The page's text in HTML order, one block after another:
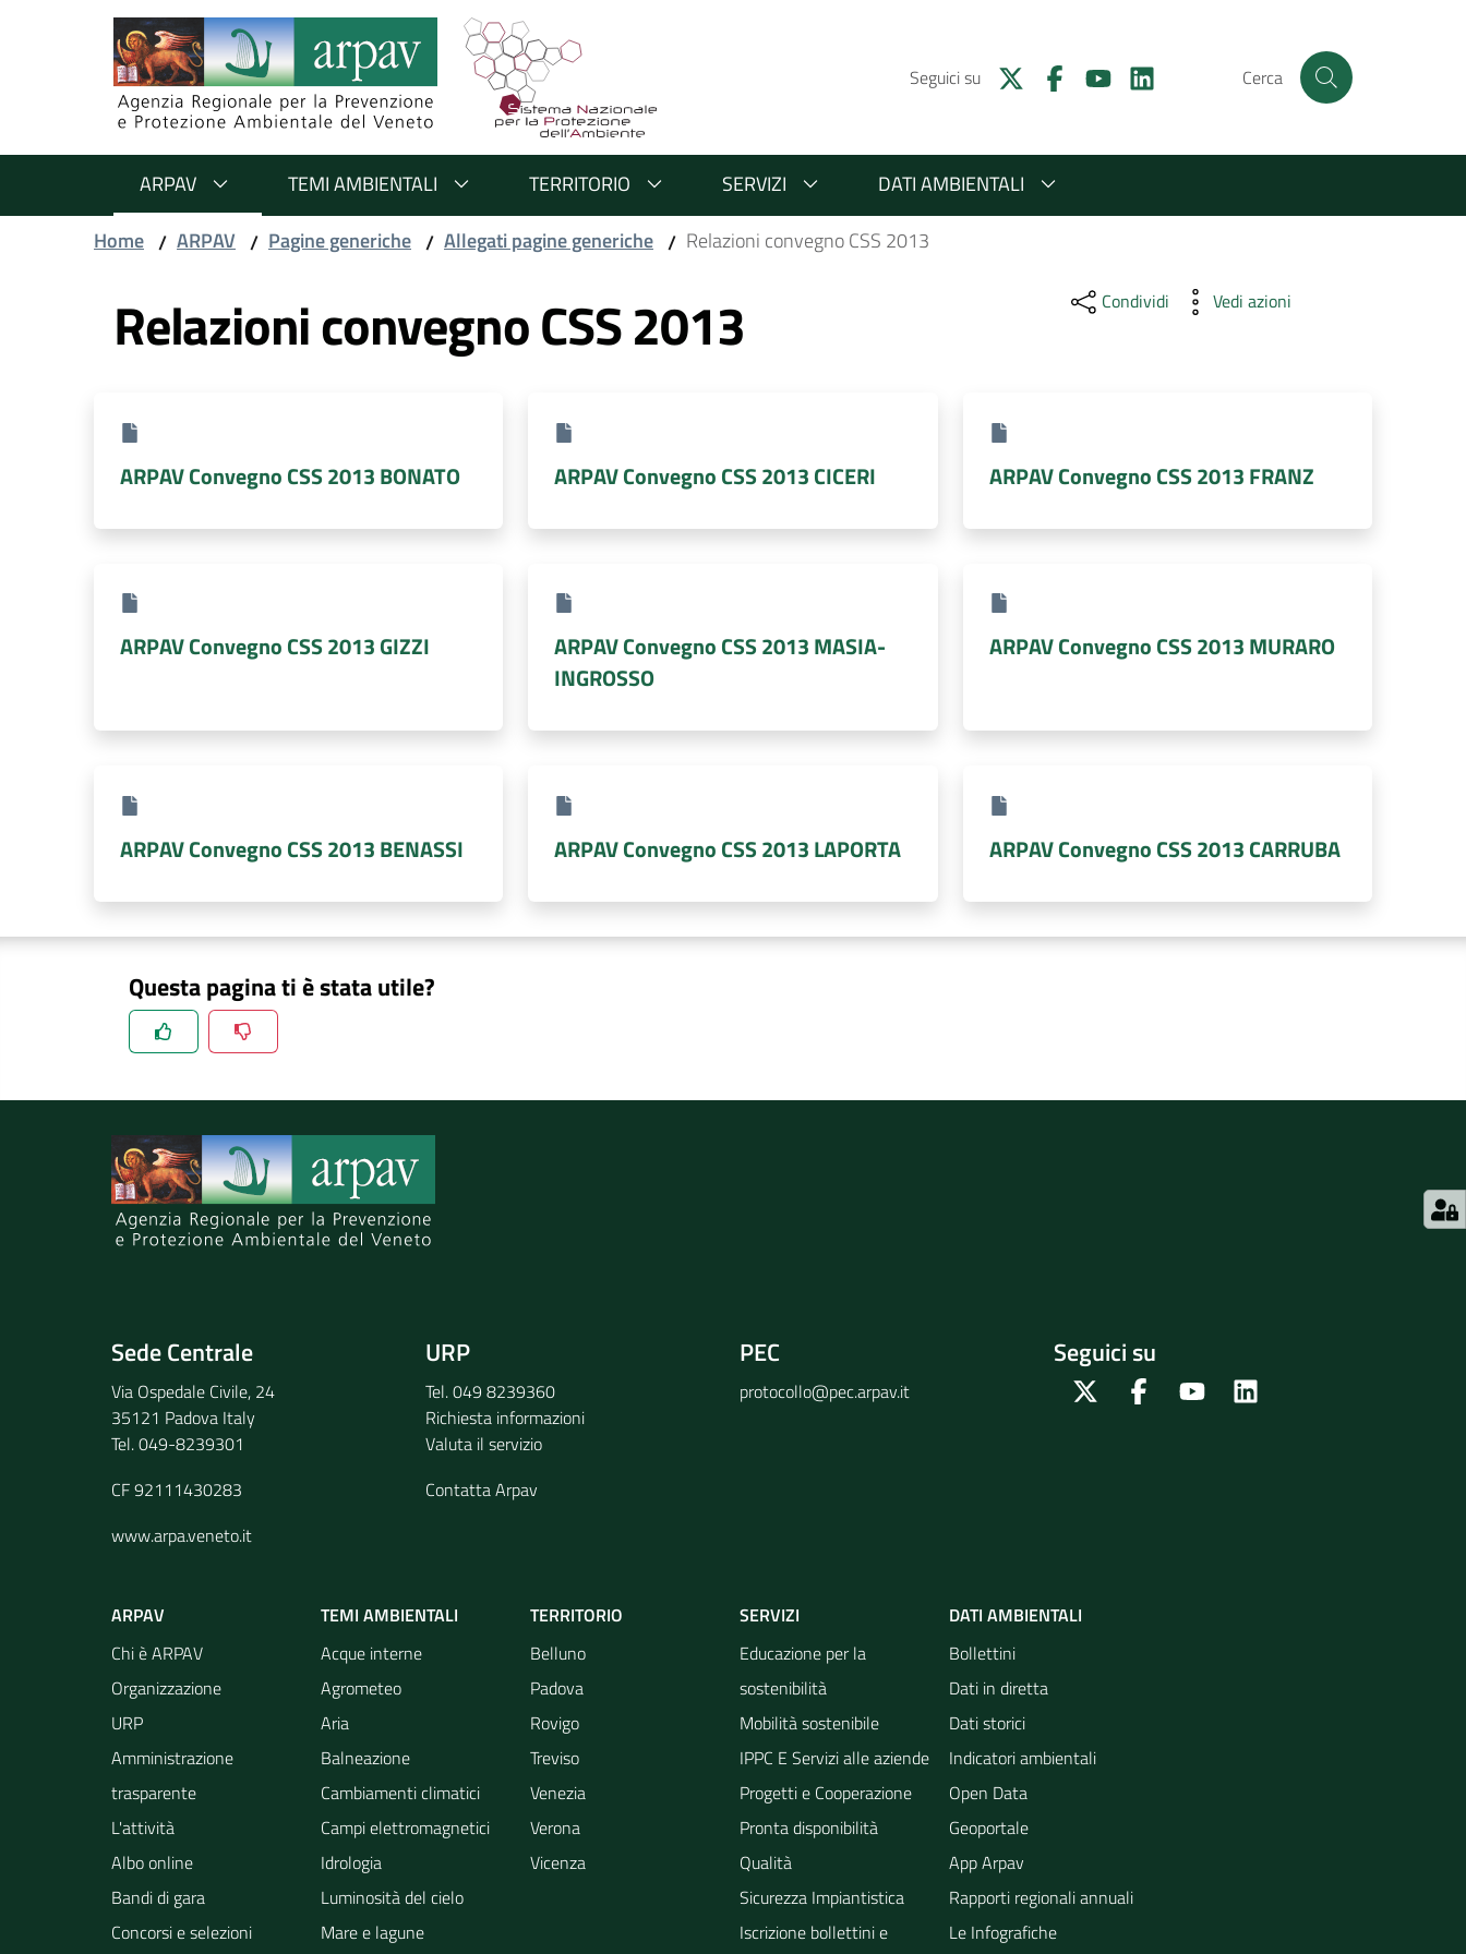
Salta al contenuto
Salta alla navigazione
Salta al footer
Seguici su Cerca
ARPAV TEMI AMBIENTALI TERRITORIO SERVIZI
DATI AMBIENTALI
Home / ARPAV / Pagine generiche / Allegati pagine generiche / Relazioni convegno CSS 2013
Relazioni convegno CSS 2013 Condividi Vedi azioni
ARPAV Convegno CSS 2013 BONATO ARPAV Convegno CSS 2013 CICERI ARPAV Convegno CSS 2013 FRANZ
ARPAV Convegno CSS 2013 GIZZI
ARPAV Convegno CSS 2013 MASIA-
INGROSSO
ARPAV Convegno CSS 2013 MURARO
ARPAV Convegno CSS 2013 BENASSI ARPAV Convegno CSS 2013 LAPORTA ARPAV Convegno CSS 2013 CARRUBA
Questa pagina ti è stata utile?
Spiegaci perchè, e aiutaci a migliorare il servizio
Sede Centrale
Via Ospedale Civile, 24
35121 Padova Italy
Tel. 049-8239301
CF 92111430283
www.arpa.veneto.it
URP
Tel. 049 8239360
Richiesta informazioni
Valuta il servizio
Contatta Arpav
PEC
protocollo@pec.arpav.it
Seguici su
Twitter FacebookYoutube
ARPAV
Chi è ARPAV
Organizzazione
URP
Amministrazione
trasparente
L'attività
Albo online
Bandi di gara
Concorsi e selezioni
TEMI AMBIENTALI
Acque interne
Agrometeo
Aria
Balneazione
Cambiamenti climatici
Campi elettromagnetici
Idrologia
Luminosità del cielo
Mare e lagune
TERRITORIO
Belluno
Padova
Rovigo
Treviso
Venezia
Verona
Vicenza
SERVIZI
Educazione per la
sostenibilità
Mobilità sostenibile
IPPC E Servizi alle aziende
Progetti e Cooperazione
Pronta disponibilità
Qualità
Sicurezza Impiantistica
Iscrizione bollettini e
DATI AMBIENTALI
Bollettini
Dati in diretta
Dati storici
Indicatori ambientali
Open Data
Geoportale
App Arpav
Rapporti regionali annuali
Le Infografiche